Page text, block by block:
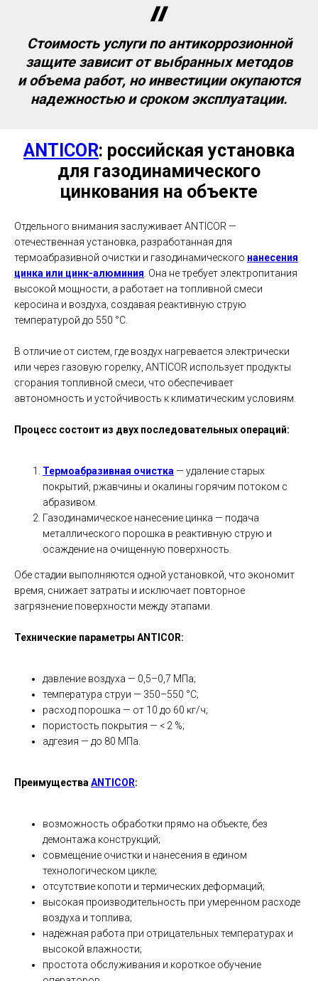
Стоимость услуги по антикоррозионной
защите зависит от выбранных методов
и объема работ, но инвестиции окупаются
надежностью и сроком эксплуатации.
ANTICOR: российская установка
для газодинамического
цинкования на объекте
Отдельного внимания заслуживает ANTICOR —
отечественная установка, разработанная для
термоабразивной очистки и газодинамического нанесения
цинка или цинк-алюминия. Она не требует электропитания
высокой мощности, а работает на топливной смеси
керосина и воздуха, создавая реактивную струю
температурой до 550 °C.
В отличие от систем, где воздух нагревается электрически
или через газовую горелку, ANTICOR использует продукты
сгорания топливной смеси, что обеспечивает
автономность и устойчивость к климатическим условиям.
Процесс состоит из двух последовательных операций:
Термоабразивная очистка— удаление старых
покрытий, ржавчины и окалины горячим потоком с
абразивом.
Газодинамическое нанесение цинка — подача
металлического порошка в реактивную струю и
осаждение на очищенную поверхность.
Обе стадии выполняются одной установкой, что экономит
время, снижает затраты и исключает повторное
загрязнение поверхности между этапами.
Технические параметры ANTICOR:
давление воздуха — 0,5–0,7 МПа;
температура струи — 350–550 °C;
расход порошка — от 10 до 60 кг/ч;
пористость покрытия — < 2 %;
адгезия — до 80 МПа.
ПреимуществаANTICOR:
возможность обработки прямо на объекте, без
демонтажа конструкций;
совмещение очистки и нанесения в едином
технологическом цикле;
отсутствие копоти и термических деформаций;
высокая производительность при умеренном расходе
воздуха и топлива;
надёжная работа при отрицательных температурах и
высокой влажности;
простота обслуживания и короткое обучение